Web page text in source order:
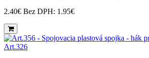
2.40€ Bez DPH: 1.95€